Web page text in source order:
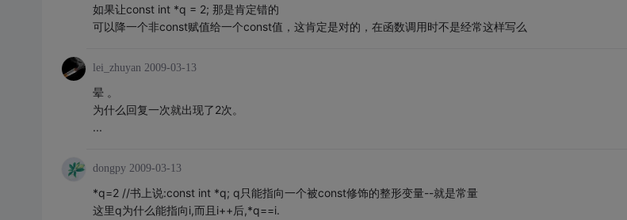
如果让const int *q = 2; 那是肯定错的
可以降一个非const赋值给一个const值，这肯定是对的，在函数调用时不是经常这样写么
lei_zhuyan 2009-03-13
晕 。
为什么回复一次就出现了2次。
...
dongpy 2009-03-13
*q=2 //书上说:const int *q; q只能指向一个被const修饰的整形变量--就是常量
这里q为什么能指向i,而且i++后,*q==i.